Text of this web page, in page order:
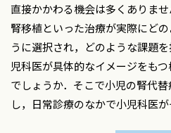
Ⅴ．多職種連携と社会支援
移植コーディネーターの役割
腎代替療法後の移行期医療 /
症例報告
眼球突出が初発症状であった
直接かかわる機会は多くありませ
腎移植といった治療が実際にど
うに選択され，どのような課題
児科医が具体的なイメージをも
でしょうか．そこで小児の腎代
し，日常診療のなかで小児科医